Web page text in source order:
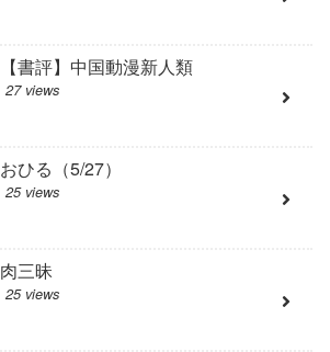
【書評】中国動漫新人類
27 views
おひる（5/27）
25 views
肉三昧
25 views